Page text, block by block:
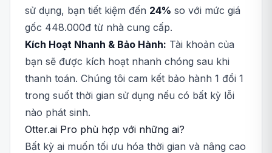
sử dụng, bạn tiết kiệm đến 24% so với mức giá
gốc 448.000đ từ nhà cung cấp.
Kích Hoạt Nhanh & Bảo Hành: Tài khoản của
bạn sẽ được kích hoạt nhanh chóng sau khi
thanh toán. Chúng tôi cam kết bảo hành 1 đổi 1
trong suốt thời gian sử dụng nếu có bất kỳ lỗi
nào phát sinh.
Otter.ai Pro phù hợp với những ai?
Bất kỳ ai muốn tối ưu hóa thời gian và nâng cao